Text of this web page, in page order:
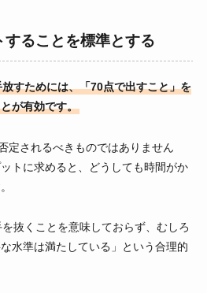
ることを標準とする
すためには、「70点で出すこと」を
が有効です。
定されるべきものではありません
トに求めると、どうしても時間がか
抜くことを意味しておらず、むしろ
水準は満たしている」という合理的